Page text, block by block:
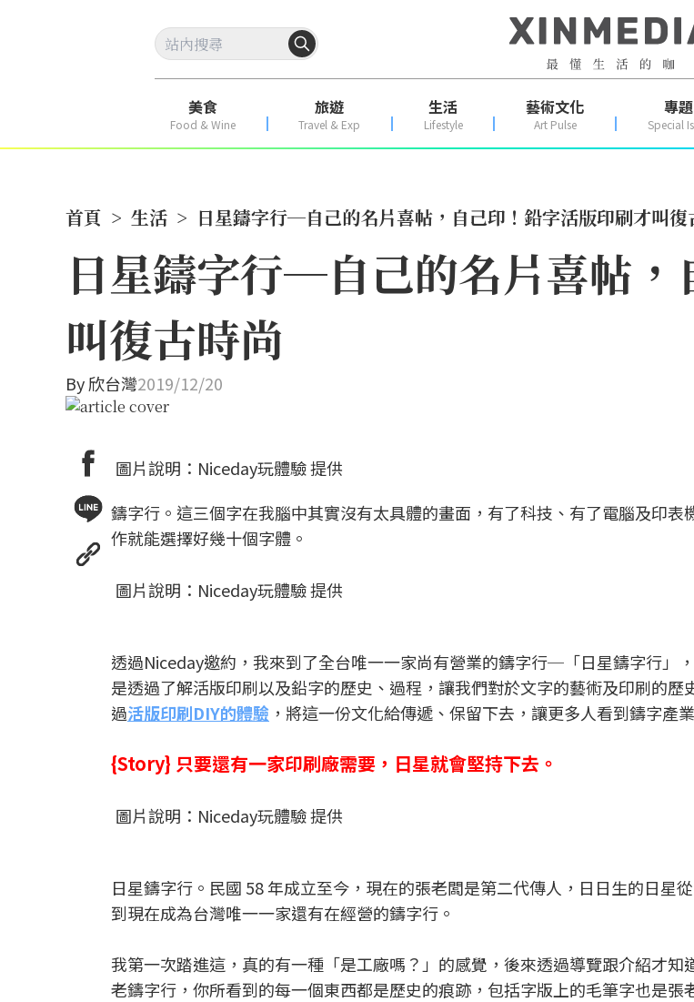
美食
Food & Wine
旅遊
Travel & Exp
生活
Lifestyle
藝術文化
Art Pulse
專題
Special
首頁 > 生活 > 日星鑄字行─自己的名片喜帖，自己印！鉛字活版印刷才叫復
日星鑄字行─自己的名片喜帖
叫復古時尚
By欣台灣2019/12/20
圖片說明：Niceday玩體驗 提供
鑄字行。這三個字在我腦中其實沒有太具體的畫面，有了科技、有了電腦及印表
作就能選擇好幾十個字體。
圖片說明：Niceday玩體驗 提供
透過Niceday邀約，我來到了全台唯一一家尚有營業的鑄字行─「日星鑄字行」
是透過了解活版印刷以及鉛字的歷史、過程，讓我們對於文字的藝術及印刷的歷
過活版印刷DIY的體驗 ，將這一份文化給傳遞、保留下去，讓更多人看到鑄字產
{Story} 只要還有一家印刷廠需要，日星就會堅持下去。
圖片說明：Niceday玩體驗 提供
日星鑄字行。民國 58 年成立至今，現在的張老闆是第二代傳人，日日生的日星
到現在成為台灣唯一一家還有在經營的鑄字行。
我第一次踏進這，真的有一種「是工廠嗎？」的感覺，後來透過導覽跟介紹才知
老鑄字行，你所看到的每一個東西都是歷史的痕跡，包括字版上的毛筆字也是張